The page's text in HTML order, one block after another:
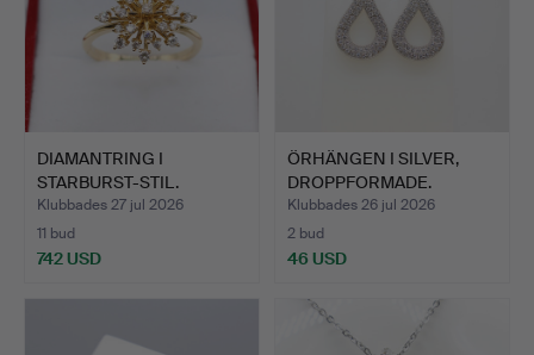
DIAMANTRING I
STARBURST-STIL.
Klubbades 27 jul 2026
11 bud
742 USD
ÖRHÄNGEN I SILVER,
DROPPFORMADE.
Klubbades 26 jul 2026
2 bud
46 USD